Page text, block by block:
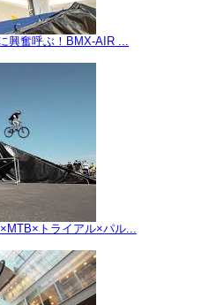
興奮呼ぶ！BMX-AIR ...
トライアル×パル...